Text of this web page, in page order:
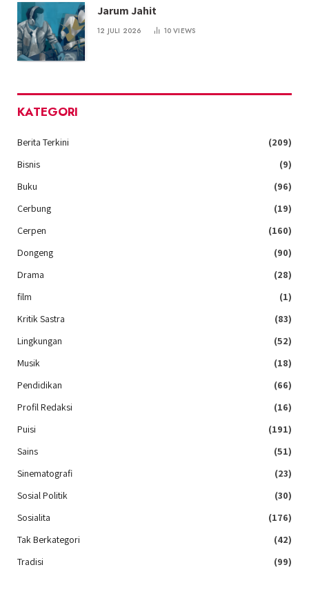
Jarum Jahit
12 JULI 2026 10VIEWS
KATEGORI
Berita Terkini
(209)
Bisnis
(9)
Buku
(96)
Cerbung
(19)
Cerpen
(160)
Dongeng
(90)
Drama
(28)
film
(1)
Kritik Sastra
(83)
Lingkungan
(52)
Musik
(18)
Pendidikan
(66)
Profil Redaksi
(16)
Puisi
(191)
Sains
(51)
Sinematografi
(23)
Sosial Politik
(30)
Sosialita
(176)
Tak Berkategori
(42)
Tradisi
(99)